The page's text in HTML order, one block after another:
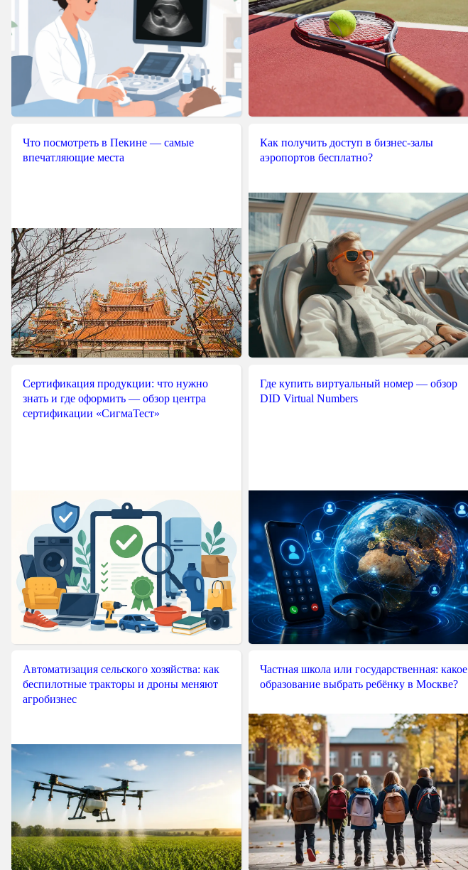
Что посмотреть в Пекине — самые
впечатляющие места
Как получить доступ в бизнес-залы
аэропортов бесплатно?
Сертификация продукции: что нужно
знать и где оформить — обзор центра
сертификации «СигмаТест»
Где купить виртуальный номер — обзор
DID Virtual Numbers
Автоматизация сельского хозяйства: как
беспилотные тракторы и дроны меняют
агробизнес
Частная школа или государственная: какое
образование выбрать ребёнку в Москве?